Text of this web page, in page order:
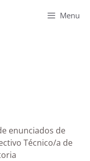
Menu
enunciados de
Técnico/a de